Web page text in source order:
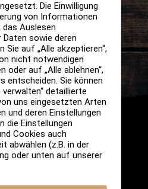
Die Einwilligung
von Informationen
Auslesen
sowie deren
Sie auf „Alle akzeptieren“,
nicht notwendigen
oder auf „Alle ablehnen“,
entscheiden. Sie können
detaillierte
uns eingesetzten Arten
und deren Einstellungen
die Einstellungen
Cookies auch
abwählen (z.B. in der
oder unten auf unserer